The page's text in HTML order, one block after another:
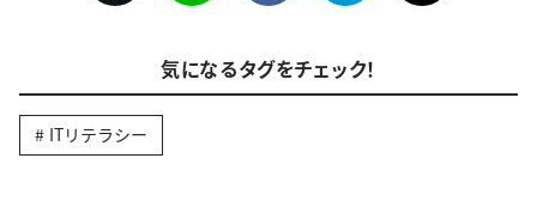
気になるタグをチェック！
ITリテラシー